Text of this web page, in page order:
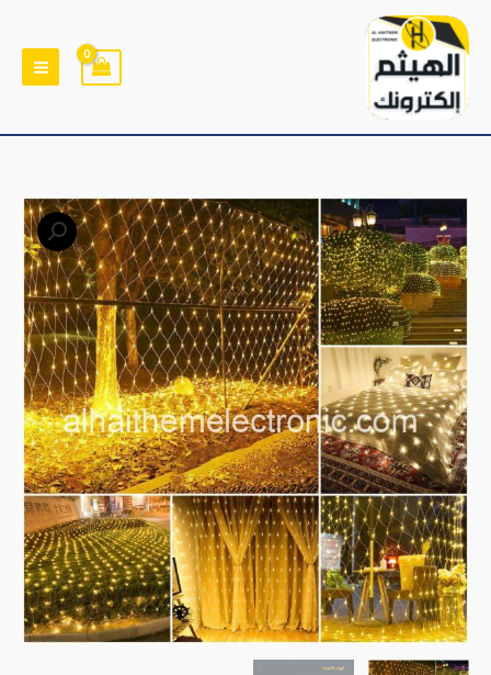
تخطي
المحتوى
زينة
لمبات
شبك
2×2
متر